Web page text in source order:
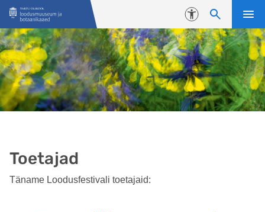
Liigu edasi põhisisu juurde
Juurdepääsetavus
Toetajad
Täname Loodusfestivali toetajaid: